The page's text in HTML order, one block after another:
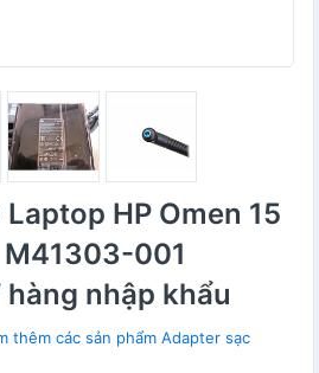
HP Omen 15
M41303-001
nhập khẩu
thêm các sản phẩm Adapter sạc